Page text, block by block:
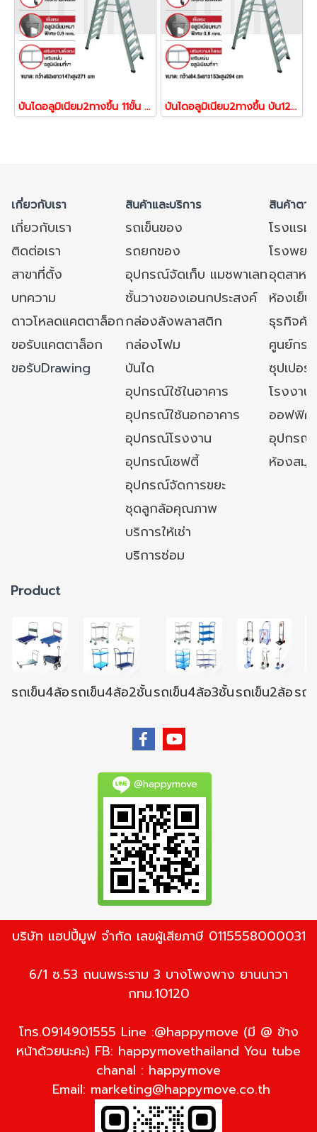
บันไดอลูมิเนียม2ทางขึ้น 11ขั้น พับได้ Happy Move 52260 บันไดอลูมิเนียม2ทางขึ้น บัน12ขั้น พร้อมส่ง Happy Move 52277
เกี่ยวกับเรา สินค้าและบริการ สินค้าตา
เกี่ยวกับเรา รถเข็นของ
โรงแร
ติดต่อเรา
รถยกของ
โรงพย
สาขาที่ตั้ง
อุปกรณ์จัดเก็บ แมชพาเลทอุตสาหก
บทความ
ชั้นวางของเอนกประสงค์
ห้องเย็
ดาวโหลดแคตตาล็อกกล่องลังพลาสติก
ธุรกิจค้
ขอรับแคตตาล็อก
กล่องโฟม
ศูนย์กร
ขอรับDrawing
บันได
ซุปเปอ
อุปกรณ์ใช้ในอาคาร
โรงงา
อุปกรณ์ใช้นอกอาคาร
ออฟฟิศ/
อุปกรณ์โรงงาน
อุปกรณ์
อุปกรณ์เซฟตี้
ห้องสมุ
อุปกรณ์จัดการขยะ
ชุดลูกล้อคุณภาพ
บริการให้เช่า
บริการซ่อม
Product
รถเข็น4ล้อรถเข็น4ล้อ2ชั้นรถเข็น4ล้อ3ชั้นรถเข็น2ล้อรถ
@happymove
บริษัท แฮปปี้มูฟ จำกัด เลขผู้เสียภาษี 0115558000031
6/1 ซ.53 ถนนพระราม 3 บางโพงพาง ยานนาวา
กทม.10120
โทร.0914901555 Line :@happymove (มี @ ข้าง
หน้าด้วยนะคะ) FB: happymovethailand You tube
chanal : happymove
Email: marketing@happymove.co.th